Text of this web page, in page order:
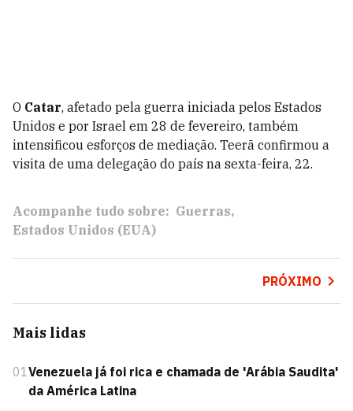
O Catar, afetado pela guerra iniciada pelos Estados
Unidos e por Israel em 28 de fevereiro, também
intensificou esforços de mediação. Teerã confirmou a
visita de uma delegação do país na sexta-feira, 22.
Acompanhe tudo sobre: Guerras
Estados Unidos (EUA)
PRÓXIMO
Mais lidas
01Venezuela já foi rica e chamada de 'Arábia Saudita'
da América Latina